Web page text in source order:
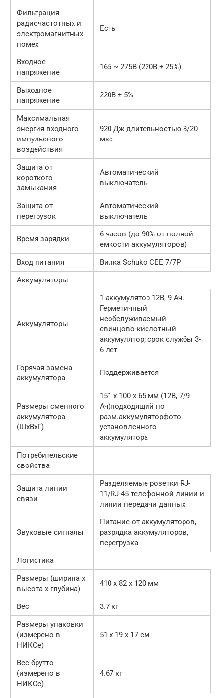
Фильтрация
радиочастотных и
электромагнитных
помех
Есть
Входное
напряжение
165 ~ 275В (220В ± 25%)
Выходное
напряжение
220В ± 5%
Максимальная
энергия входного
импульсного
воздействия
920 Дж длительностью 8/20
мкс
Защита от
короткого
замыкания
Автоматический
выключатель
Защита от
перегрузок
Автоматический
выключатель
Время зарядки
6 часов (до 90% от полной
емкости аккумуляторов)
Вход питания
Вилка Schuko CEE 7/7P
Аккумуляторы
Аккумуляторы
1 аккумулятор 12В, 9 Ач.
Герметичный
необслуживаемый
свинцово-кислотный
аккумулятор; срок службы 3-
6 лет
Горячая замена
аккумулятора
Поддерживается
Размеры сменного
аккумулятора
(ШхВхГ)
151 х 100 х 65 мм (12В, 7/9
Ач)подходящий по
разм.аккумуляторфото
установленного
аккумулятора
Потребительские
свойства
Защита линии
связи
Разделяемые розетки RJ-
11/RJ-45 телефонной линии и
линии передачи данных
Звуковые сигналы
Питание от аккумуляторов,
разрядка аккумуляторов,
перегрузка
Логистика
Размеры (ширина x
высота x глубина)
410 x 82 x 120 мм
Вес
3.7 кг
Размеры упаковки
(измерено в
НИКСе)
51 x 19 x 17 см
Вес брутто
(измерено в
НИКСе)
4.67 кг